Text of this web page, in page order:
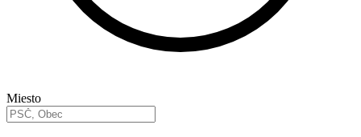
Miesto